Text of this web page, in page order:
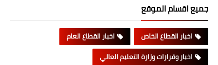
جميع اقسام الموقع
اخبار القطاع الخاص
اخبار القطاع العام
اخبار وقرارات وزارة التعليم العالي